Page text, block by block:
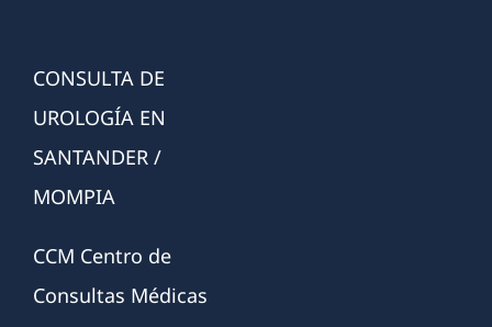
CONSULTA DE
UROLOGÍA EN
SANTANDER /
MOMPIA
CCM Centro de
Consultas Médicas